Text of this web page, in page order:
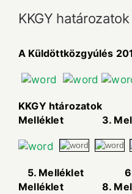
KKGY határozatok
A Küldöttközgyúlés
KKGY
Melléklet 3.
5. Melléklet
Melléklet 8.